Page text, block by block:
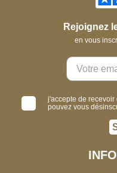
Rejoignez
en vous
j'accepte de recevoir
pouvez vous